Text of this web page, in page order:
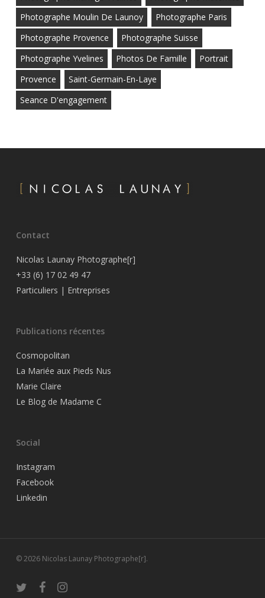
Photographe Moulin De Launoy
Photographe Paris
Photographe Provence
Photographe Suisse
Photographe Yvelines
Photos De Famille
Portrait
Provence
Saint-Germain-En-Laye
Seance D'engagement
Contact
Nicolas Launay Photographe[r]
+33 (6) 17 02 49 47
Particuliers | Entreprises
Publications récentes
Cosmopolitan
La Mariée aux Pieds Nus
Marie Claire
Le Blog de Madame C
Social
Instagram
Facebook
Linkedin
© 2026 Nicolas Launay Photographe[r].
twitter facebookinstagram